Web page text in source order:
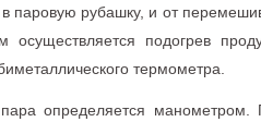
в паровую рубашку, и от
осуществляется подогрев
термометра.
определяется манометром.